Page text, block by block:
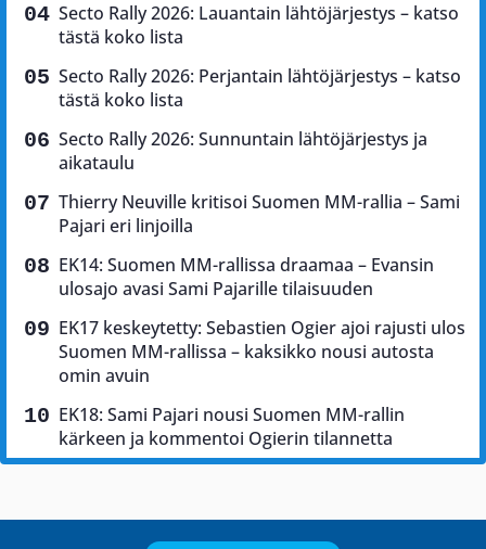
Secto Rally 2026: Lauantain lähtöjärjestys – katso
tästä koko lista
Secto Rally 2026: Perjantain lähtöjärjestys – katso
tästä koko lista
Secto Rally 2026: Sunnuntain lähtöjärjestys ja
aikataulu
Thierry Neuville kritisoi Suomen MM-rallia – Sami
Pajari eri linjoilla
EK14: Suomen MM-rallissa draamaa – Evansin
ulosajo avasi Sami Pajarille tilaisuuden
EK17 keskeytetty: Sebastien Ogier ajoi rajusti ulos
Suomen MM-rallissa – kaksikko nousi autosta
omin avuin
EK18: Sami Pajari nousi Suomen MM-rallin
kärkeen ja kommentoi Ogierin tilannetta